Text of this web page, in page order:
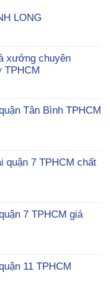
LONG
xưởng chuyên
TPHCM
Tân Bình TPHCM
quận 7 TPHCM chất
7 TPHCM giá
11 TPHCM